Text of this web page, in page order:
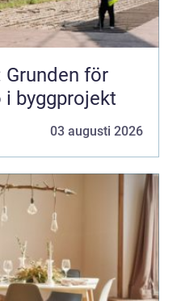
Grunden för
byggprojekt
03 augusti 2026